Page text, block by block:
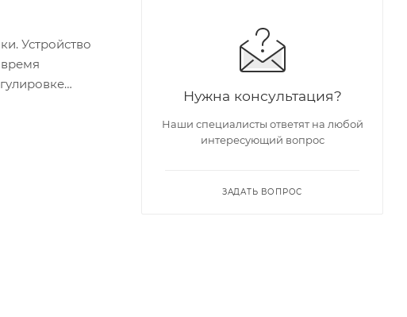
Устройство
Нужна консультация?
Наши специалисты ответят на любой
интересующий вопрос
ЗАДАТЬ ВОПРОС